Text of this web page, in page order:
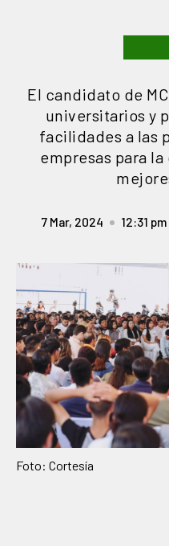
El candidato de
universitarios y
facilidades a las
empresas para
7 Mar, 2024 12:31 pm
Foto: Cortesía